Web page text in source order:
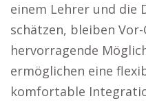
einem Lehrer und die
schätzen, bleiben
hervorragende
ermöglichen eine
komfortable